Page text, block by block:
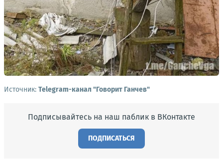
Источник: Telegram-канал "Говорит Ганчев"
Подписывайтесь на наш паблик в ВКонтакте
ПОДПИСАТЬСЯ